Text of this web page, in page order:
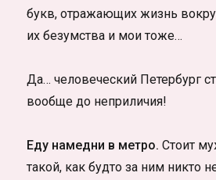
букв, отражающих жизнь
их безумства и мои тоже…
Да… человеческий Петербург
вообще до неприличия!
Еду намедни в метро. Стоит
такой, как будто за ним никто